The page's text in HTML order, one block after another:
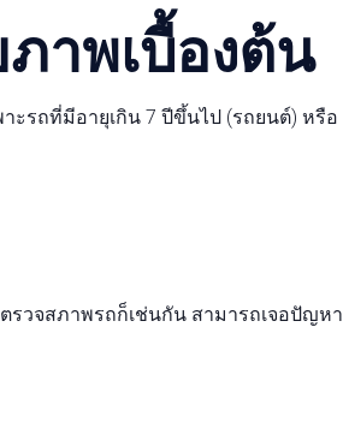
าพเบื้องต้น
ะรถที่มีอายุเกิน 7 ปีขึ้นไป (รถยนต์) หรือ
รวจสภาพรถก็เช่นกัน สามารถเจอปัญหา